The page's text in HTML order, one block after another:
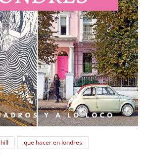
que hacer en londres